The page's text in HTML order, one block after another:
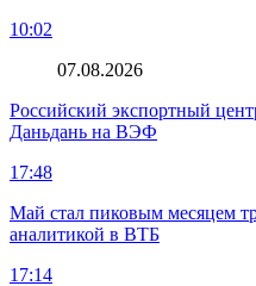
10:02
07.08.2026
Российский экспортный
Даньдань на ВЭФ
17:48
Май стал пиковым месяцем
аналитикой в ВТБ
17:14